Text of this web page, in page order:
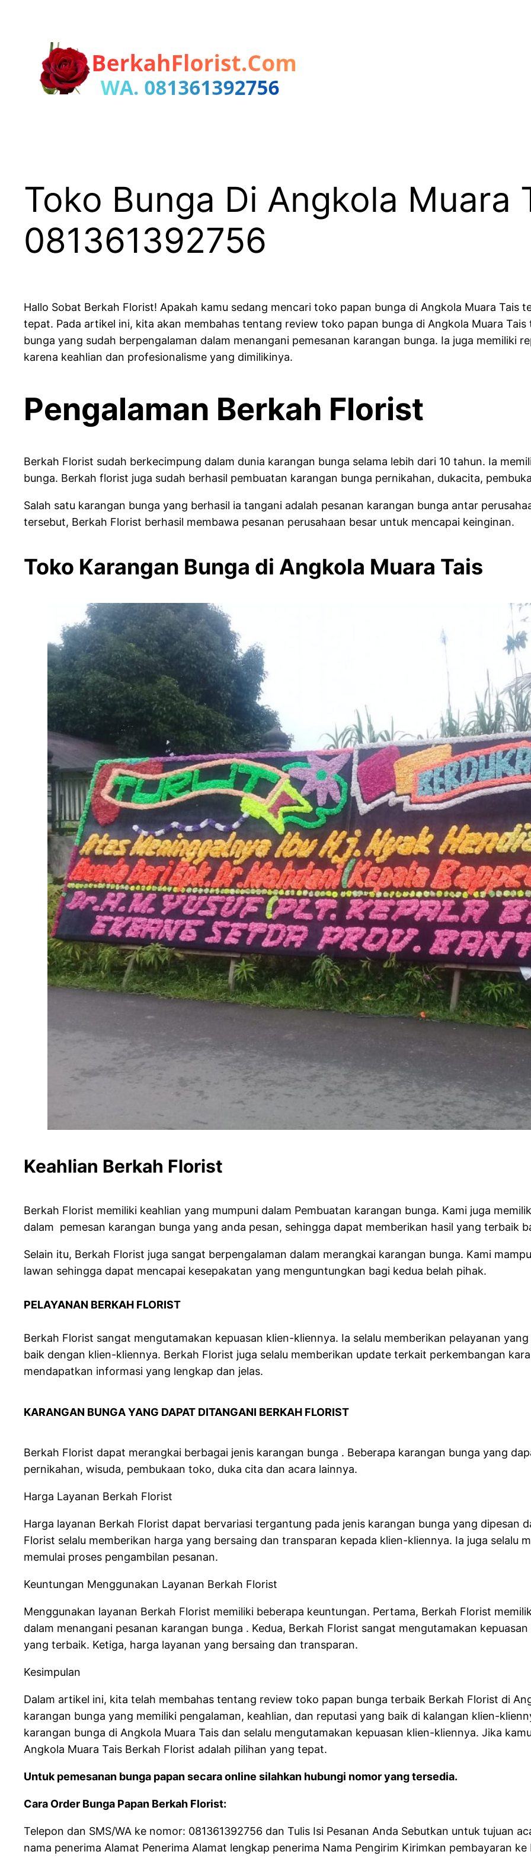
Toko Bunga Di Angkola Muara
081361392756
Hallo Sobat Berkah Florist! Apakah kamu sedang mencari toko papan bunga di Angkola Muara Tais
tepat. Pada artikel ini, kita akan membahas tentang review toko papan bunga di Angkola Muara
bunga yang sudah berpengalaman dalam menangani pemesanan karangan bunga. Ia juga memiliki
karena keahlian dan profesionalisme yang dimilikinya.
Pengalaman Berkah Florist
Berkah Florist sudah berkecimpung dalam dunia karangan bunga selama lebih dari 10 tahun. Ia
bunga. Berkah florist juga sudah berhasil pembuatan karangan bunga pernikahan, dukacita,
Salah satu karangan bunga yang berhasil ia tangani adalah pesanan karangan bunga antar
tersebut, Berkah Florist berhasil membawa pesanan perusahaan besar untuk mencapai keinginan.
Toko Karangan Bunga di Angkola Muara
Keahlian Berkah Florist
Berkah Florist memiliki keahlian yang mumpuni dalam Pembuatan karangan bunga. Kami juga
dalam pemesan karangan bunga yang anda pesan, sehingga dapat memberikan hasil yang terbaik
Selain itu, Berkah Florist juga sangat berpengalaman dalam merangkai karangan bunga. Kami
lawan sehingga dapat mencapai kesepakatan yang menguntungkan bagi kedua belah pihak.
PELAYANAN BERKAH FLORIST
Berkah Florist sangat mengutamakan kepuasan klien-kliennya. Ia selalu memberikan pelayanan
baik dengan klien-kliennya. Berkah Florist juga selalu memberikan update terkait perkembangan
mendapatkan informasi yang lengkap dan jelas.
KARANGAN BUNGA YANG DAPAT DITANGANI BERKAH FLORIST
Berkah Florist dapat merangkai berbagai jenis karangan bunga . Beberapa karangan bunga yang
pernikahan, wisuda, pembukaan toko, duka cita dan acara lainnya.
Harga Layanan Berkah Florist
Harga layanan Berkah Florist dapat bervariasi tergantung pada jenis karangan bunga yang dipesan
Florist selalu memberikan harga yang bersaing dan transparan kepada klien-kliennya. Ia juga selalu
memulai proses pengambilan pesanan.
Keuntungan Menggunakan Layanan Berkah Florist
Menggunakan layanan Berkah Florist memiliki beberapa keuntungan. Pertama, Berkah Florist
dalam menangani pesanan karangan bunga . Kedua, Berkah Florist sangat mengutamakan
yang terbaik. Ketiga, harga layanan yang bersaing dan transparan.
Kesimpulan
Dalam artikel ini, kita telah membahas tentang review toko papan bunga terbaik Berkah Florist di
karangan bunga yang memiliki pengalaman, keahlian, dan reputasi yang baik di kalangan klien-
karangan bunga di Angkola Muara Tais dan selalu mengutamakan kepuasan klien-kliennya. Jika
Angkola Muara Tais Berkah Florist adalah pilihan yang tepat.
Untuk pemesanan bunga papan secara online silahkan hubungi nomor yang tersedia.
Cara Order Bunga Papan Berkah Florist:
Telepon dan SMS/WA ke nomor: 081361392756 dan Tulis Isi Pesanan Anda Sebutkan untuk tujuan
nama penerima Alamat Penerima Alamat lengkap penerima Nama Pengirim Kirimkan pembayaran